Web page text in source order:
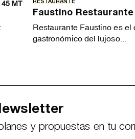
45 MT RESTAURANTE
Faustino Restaurante
Restaurante Faustino es el
gastronómico del lujoso...
y propuestas en tu